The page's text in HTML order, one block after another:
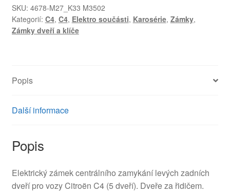
dveří
Citroën
C4
SKU: 4678-M27_K33 M3502
Kategorií: C4, C4, Elektro součásti, Karosérie, Zámky,
Zámky dveří a klíče
Popis
Další informace
Popis
Elektrický zámek centrálního zamykání levých zadních
dveří pro vozy Citroën C4 (5 dveří). Dveře za řidičem.